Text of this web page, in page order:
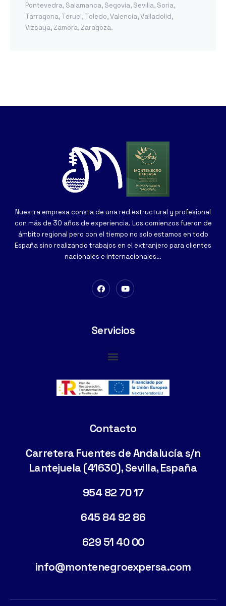
Pontevedra, Salamanca, Segovia, Sevilla, Soria,
Tarragona, Teruel, Toledo,Valencia,Valladolid,
Vizcaya, Zamora, Zaragoza.
Nuestra empresa consta de una red estructural y profesional
con más de 30 años de experiencia. Los comienzos fueron de
ámbito regional pero con el tiempo no solo estamos en todo
España sino realizando trabajos en el extranjero para clientes
nacionales e internacionales…
Servicios
Contacto
Carretera Fuentes de Andalucía s/n
Lantejuela (41630), Sevilla, España
954 82 70 17
645 84 92 86
629 51 40 00
info@montenegroexpersa.com